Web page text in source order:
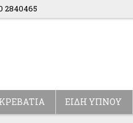
ΚΡΕΒΑΤΙΑ ΕΙΔΗ ΥΠΝΟΥ